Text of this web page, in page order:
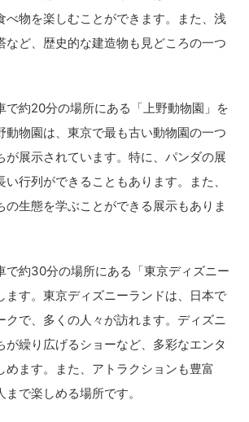
べ物を楽しむことができます。また、浅
など、歴史的な建造物も見どころの一つ
で約20分の場所にある「上野動物園」を
動物園は、東京で最も古い動物園の一つ
が展示されています。特に、パンダの展
行列ができることもあります。また、
の生態を学ぶことができる展示もありま
で約30分の場所にある「東京ディズニー
ます。東京ディズニーランドは、日本で
クで、多くの人々が訪れます。ディズニ
が繰り広げるショーなど、多彩なエンタ
めます。また、アトラクションも豊富
で楽しめる場所です。